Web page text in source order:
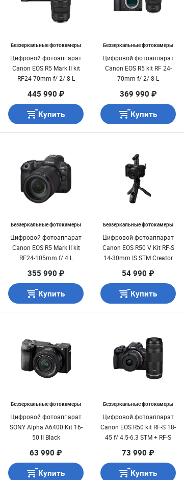
Беззеркальные фотокамеры
Цифровой фотоаппарат
Canon EOS R5 Mark II kit
RF24-70mm f/ 2/ 8 L
445 990 ₽
Купить
Беззеркальные фотокамеры
Цифровой фотоаппарат
Canon EOS R5 kit RF 24-
70mm f/ 2/ 8 L
369 990 ₽
Купить
Беззеркальные фотокамеры
Цифровой фотоаппарат
Canon EOS R5 Mark II kit
RF24-105mm f/ 4 L
355 990 ₽
Купить
Беззеркальные фотокамеры
Цифровой фотоаппарат
Canon EOS R50 V Kit RF-S
14-30mm IS STM Creator
54 990 ₽
Купить
Беззеркальные фотокамеры
Цифровой фотоаппарат
SONY Alpha A6400 Kit 16-
50 II Black
63 990 ₽
Купить
Беззеркальные фотокамеры
Цифровой фотоаппарат
Canon EOS R50 kit RF-S 18-
45 f/ 4.5-6.3 STM + RF-S
73 990 ₽
Купить